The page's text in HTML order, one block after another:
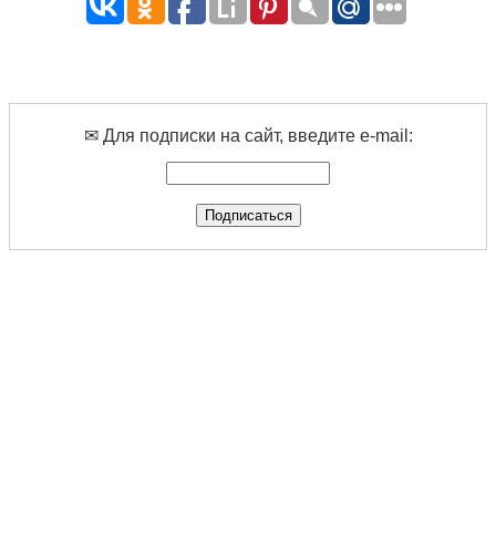
✉ Для подписки на сайт, введите e-mail: